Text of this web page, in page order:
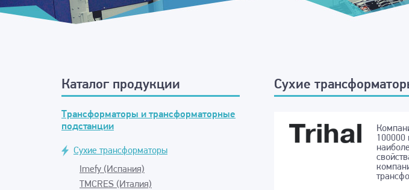
Каталог продукции
Трансформаторы и трансформаторные
подстанции
Сухие трансформаторы
Imefy (Испания)
TMCRES (Италия)
Сухие
100000